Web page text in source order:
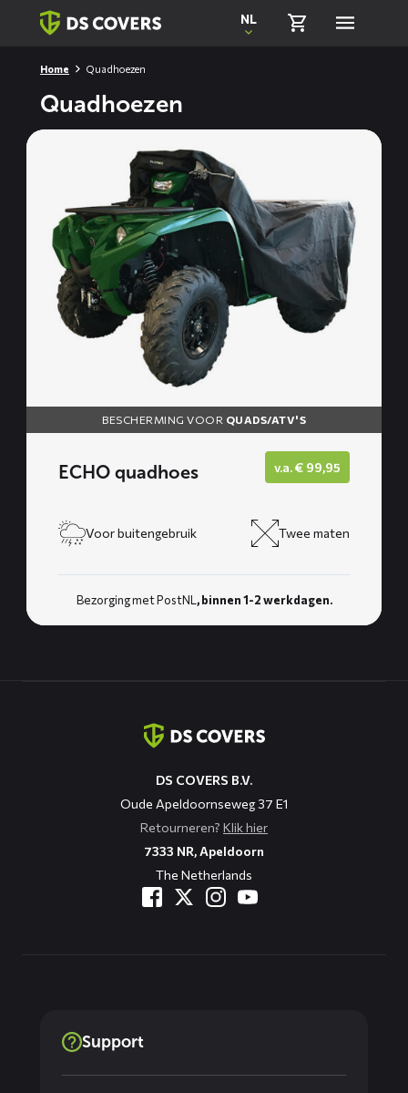
Skiplinks
NL
Home Quadhoezen
Quadhoezen
Lees
quadhoes
BESCHERMING VOOR QUADS/ATV'S
ECHO quadhoes v.a.€ 99,95
Voor buitengebruik Twee maten
Bezorging met PostNL, binnen 1-2 werkdagen.
DS COVERS B.V.
Oude Apeldoornseweg 37 E1
Retourneren? Klik hier
7333 NR, Apeldoorn
The Netherlands
Support